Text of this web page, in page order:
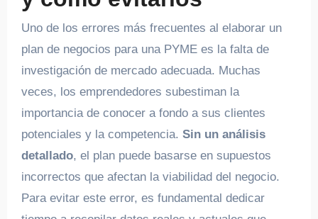
Uno de los errores más frecuentes al elaborar un
plan de negocios para una PYME es la falta de
investigación de mercado adecuada. Muchas
veces, los emprendedores subestiman la
importancia de conocer a fondo a sus clientes
potenciales y la competencia. Sin un análisis
detallado, el plan puede basarse en supuestos
incorrectos que afectan la viabilidad del negocio.
Para evitar este error, es fundamental dedicar